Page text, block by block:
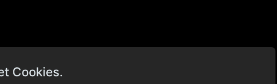
Cookies.